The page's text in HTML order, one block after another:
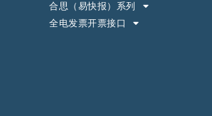
合思（易快报）系列
全电发票开票接口